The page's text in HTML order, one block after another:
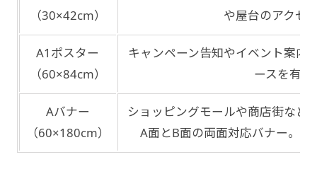
（30×42cm）
や屋台のアクセ
A1ポスター
（60×84cm）
キャンペーン告知やイベント案内
ースを有
Aバナー
（60×180cm）
ショッピングモールや商店街など
A面とB面の両面対応バナー。2